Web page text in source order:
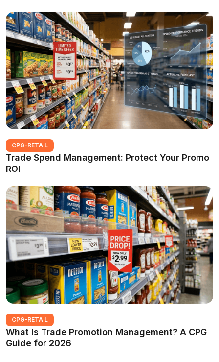
CPG-RETAIL
Trade Spend Management: Protect Your Promo
ROI
CPG-RETAIL
What Is Trade Promotion Management? A CPG
Guide for 2026